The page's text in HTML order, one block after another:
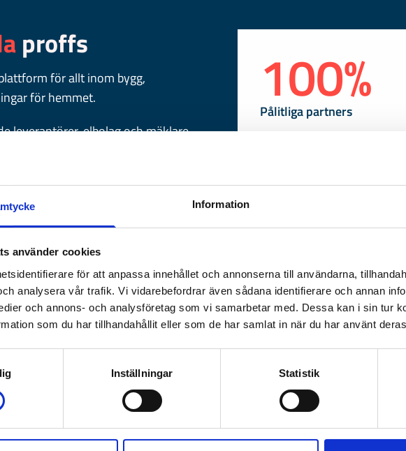
Information
använder cookies
för att anpassa innehållet och annonserna till användarna,
analysera vår trafik. Vi vidarebefordrar även sådana identifierare och annan
och annons- och analysföretag som vi samarbetar med. Dessa kan i sin tur
som du har tillhandahållit eller som de har samlat in när du har använt
Inställningar Statistik
proffs
för allt inom bygg,
för hemmet.
leverantörer, elbolag och mäklare
enkelt kan jämföra alternativ och
elavtal, byggprojekt och
100%
Pålitliga partners
9,000
Snittbetyg från alla branscher